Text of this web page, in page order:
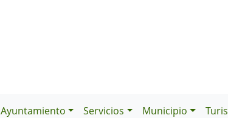
Ayuntamiento Servicios Municipio